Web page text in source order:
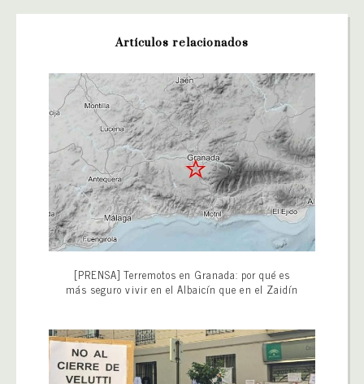
Artículos relacionados
[PRENSA] Terremotos en Granada: por qué es
más seguro vivir en el Albaicín que en el Zaidín